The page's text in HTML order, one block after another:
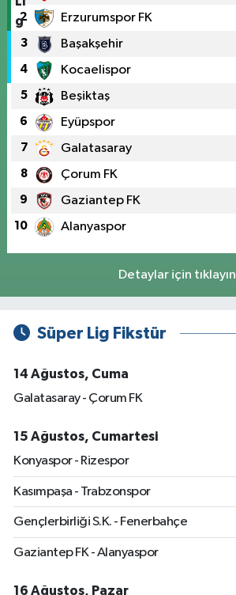
2 Erzurumspor FK
3 Başakşehir
4 Kocaelispor
5 Beşiktaş
6 Eyüpspor
7 Galatasaray
8 Çorum FK
9 Gaziantep FK
10 Alanyaspor
Detaylar için tıklayın
Süper Lig Fikstür
14 Ağustos, Cuma
Galatasaray - Çorum FK
15 Ağustos, Cumartesi
Konyaspor - Rizespor
Kasımpaşa - Trabzonspor
Gençlerbirliği S.K. - Fenerbahçe
Gaziantep FK - Alanyaspor
16 Ağustos, Pazar